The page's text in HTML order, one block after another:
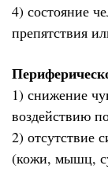
4) состояние
препятствия
1) снижение
воздействию
2) отсутствие
(кожи, мышц,